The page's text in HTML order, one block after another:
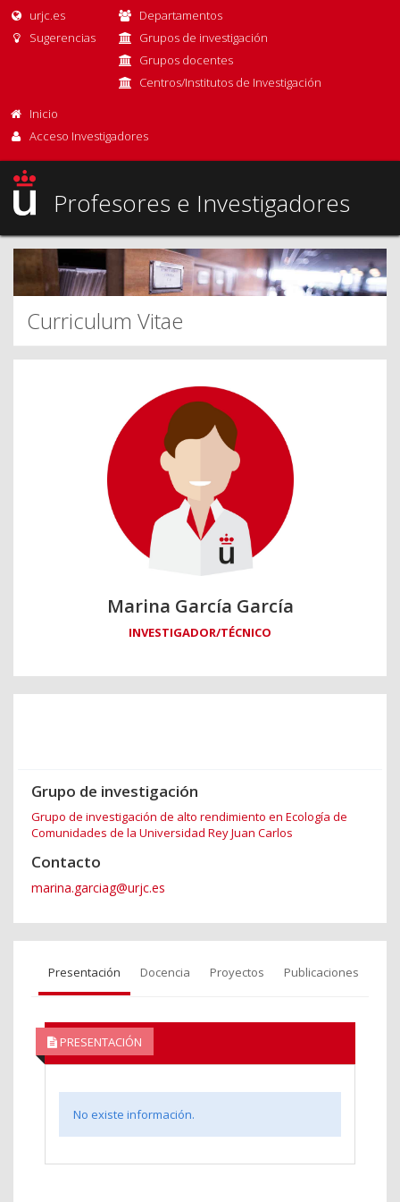
urjc.es
Sugerencias
Departamentos
Grupos de investigación
Grupos docentes
Centros/Institutos de Investigación
Inicio
Acceso Investigadores
Profesores e Investigadores
Curriculum Vitae
Marina García García
INVESTIGADOR/TÉCNICO
Grupo de investigación
Grupo de investigación de alto rendimiento en Ecología de
Comunidades de la Universidad Rey Juan Carlos
Contacto
marina.garciag@urjc.es
Presentación Docencia Proyectos Publicaciones
PRESENTACIÓN
No existe información.